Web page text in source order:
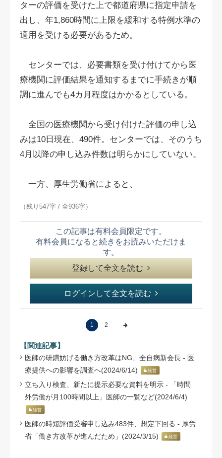
ターの評価を受けた上で都道府県に指定申請を
出し、年1,860時間に上限を緩和する特例水準の
適用を受ける必要があるため。
センターでは、必要書類を受け付けてから医
療機関に評価結果を通知するまでに手続きが順
調に進んでも4カ月程度はかかるとしている。
全国の医療機関から受け付けた評価の申し込
みは10日現在、490件。センターでは、そのうち
4月以降の申し込み件数は明らかにしていない。
一方、厚生労働省によると、
（残り547字 / 全936字）
この記事は有料会員限定です。
有料会員になると続きをお読みいただけま
す。
登録して全文を読む
ログインして全文を読む
1 2
【関連記事】
医師の研鑽妨げる働き方改革はNG、全自病新会長 - 医
療提供への影響を調査へ(2024/6/14)
経営
立ち入り検査、新たに提示必要な資料を明示 - 「時間
外労働が月100時間以上」医師の一覧など(2024/6/4)
経営
医師の時短評価受審申し込み483件、想定下回る - 厚労
省「働き方改革が進んだため」(2024/3/15)
経営